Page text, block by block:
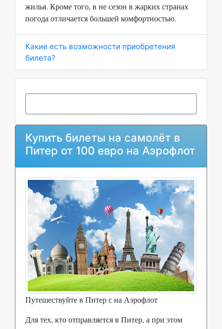
жилья. Кроме того, в не сезон в жарких странах
погода отличается большей комфортностью.
Какие есть возможности приобретения
билета?
Купить билеты на самолёт в
Питер от 100 евро на Аэрофлот
Путешествуйте в Питер с на Аэрофлот
Для тех, кто отправляется в Питер, а при этом